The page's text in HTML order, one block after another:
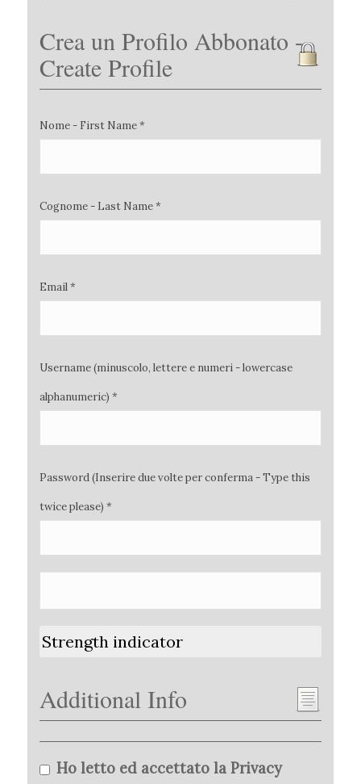
Crea un Profilo Abbonato -
Create Profile
Nome - First Name *
Cognome - Last Name *
Email *
Username (minuscolo, lettere e numeri - lowercase
alphanumeric) *
Password (Inserire due volte per conferma - Type this
twice please) *
Strength indicator
Additional Info
Ho letto ed accettato la Privacy